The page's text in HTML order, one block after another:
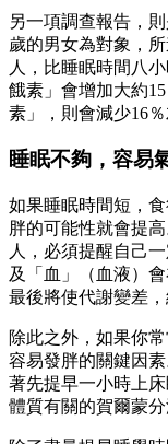
另一項調查報告，
歲的男女為對象，
人，比睡眠時間八
餓素」會增加大約
素」，則會減少16％
睡眠不夠，容易
如果睡眠時間短，
胖的可能性就會提
人，必須提醒自己
及「血」（血液）
最後將使代謝變差
除此之外，如果你
容易發胖的關鍵因
著先提早一小時上
體質有關的賀爾蒙分